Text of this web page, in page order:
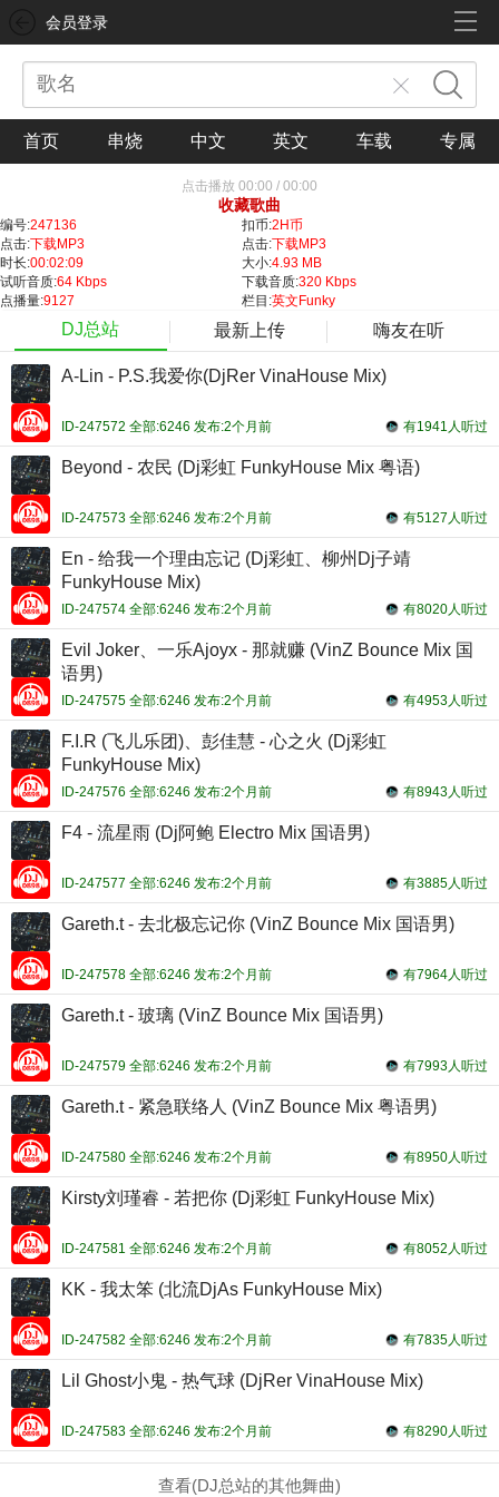
会员登录
首页 串烧 中文 英文 车载 专属
点击播放 00:00 / 00:00
收藏歌曲
编号:247136 扣币:2H币
点击:下载MP3 点击:下载MP3
时长:00:02:09 大小:4.93 MB
试听音质:64 Kbps 下载音质:320 Kbps
点播量:9127 栏目:英文Funky
DJ总站 最新上传 嗨友在听
A-Lin - P.S.我爱你(DjRer VinaHouse Mix)
有1941人听过
ID-247572 全部:6246 发布:2个月前
Beyond - 农民 (Dj彩虹 FunkyHouse Mix 粤语)
有5127人听过
ID-247573 全部:6246 发布:2个月前
En - 给我一个理由忘记 (Dj彩虹、柳州Dj子靖
FunkyHouse Mix)
有8020人听过
ID-247574 全部:6246 发布:2个月前
Evil Joker、一乐Ajoyx - 那就赚 (VinZ Bounce Mix 国
语男)
有4953人听过
ID-247575 全部:6246 发布:2个月前
F.I.R (飞儿乐团)、彭佳慧 - 心之火 (Dj彩虹
FunkyHouse Mix)
有8943人听过
ID-247576 全部:6246 发布:2个月前
F4 - 流星雨 (Dj阿鲍 Electro Mix 国语男)
有3885人听过
ID-247577 全部:6246 发布:2个月前
Gareth.t - 去北极忘记你 (VinZ Bounce Mix 国语男)
有7964人听过
ID-247578 全部:6246 发布:2个月前
Gareth.t - 玻璃 (VinZ Bounce Mix 国语男)
有7993人听过
ID-247579 全部:6246 发布:2个月前
Gareth.t - 紧急联络人 (VinZ Bounce Mix 粤语男)
有8950人听过
ID-247580 全部:6246 发布:2个月前
Kirsty刘瑾睿 - 若把你 (Dj彩虹 FunkyHouse Mix)
有8052人听过
ID-247581 全部:6246 发布:2个月前
KK - 我太笨 (北流DjAs FunkyHouse Mix)
有7835人听过
ID-247582 全部:6246 发布:2个月前
Lil Ghost小鬼 - 热气球 (DjRer VinaHouse Mix)
有8290人听过
ID-247583 全部:6246 发布:2个月前
查看(DJ总站的其他舞曲)